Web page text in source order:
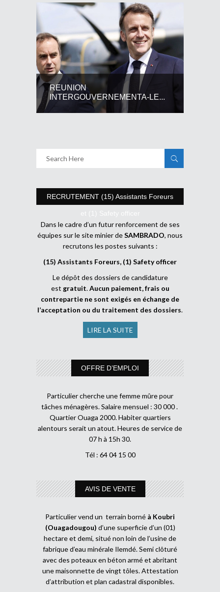
REUNION
INTERGOUVERNEMENTA-LE...
RECRUTEMENT (15) Assistants Foreurs
et (1) Safety officer
Dans le cadre d’un futur renforcement de ses
équipes sur le site minier deSAMBRADO, nous
recrutons les postes suivants :
(15) Assistants Foreurs, (1) Safety officer
Le dépôt des dossiers de candidature
est gratuit.Aucun paiement, frais ou
contrepartie ne sont exigés en échange de
l’acceptation ou du traitement des dossiers.
LIRE LA SUITE
OFFRE D’EMPLOI
Particulier cherche une femme mûre pour
tâches ménagères. Salaire mensuel : 30 000 .
Quartier Ouaga 2000. Habiter quartiers
alentours serait un atout. Heures de service de
07 h à 15h 30.
Tél : 64 04 15 00
AVIS DE VENTE
Particulier vend un terrain borné à Koubri
(Ouagadougou) d’une superficie d’un (01)
hectare et demi, situé non loin de l’usine de
fabrique d’eau minérale Ilemdé. Semi clôturé
avec des poteaux en béton armé et abritant
une maisonnette de vingt tôles. Attestation
d’attribution et plan cadastral disponibles.